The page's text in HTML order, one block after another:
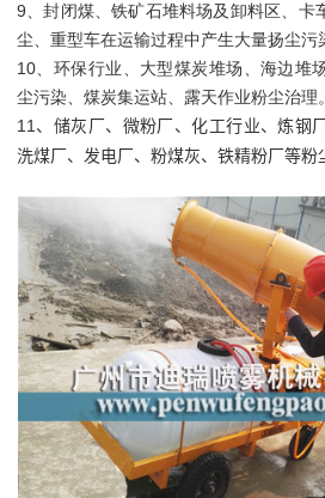
9、封闭煤、铁矿石堆料场及卸料区、卡
尘、重型车在运输过程中产生大量扬尘污
10、环保行业、大型煤炭堆场、海边堆
尘污染、煤炭集运站、露天作业粉尘治理。
11、储灰厂、微粉厂、化工行业、炼钢
洗煤厂、发电厂、粉煤灰、铁精粉厂等粉